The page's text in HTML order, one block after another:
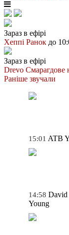
Зараз в ефірі
Хеппі Ранок до
Зараз в ефірі
Drevo Смарагдове
Раніше звучали
15:01 ATB
14:58 David
Young